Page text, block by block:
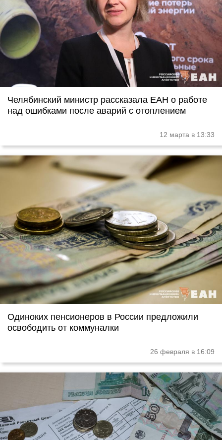
Челябинский министр рассказала ЕАН о работе
над ошибками после аварий с отоплением
12 марта в 13:33
Одиноких пенсионеров в России предложили
освободить от коммуналки
26 февраля в 16:09